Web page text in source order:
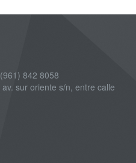
842 8058
sur oriente s/n, entre calle